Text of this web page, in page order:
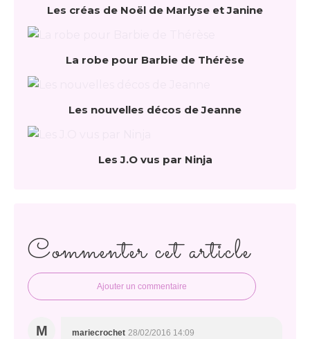
Les créas de Noël de Marlyse et Janine
La robe pour Barbie de Thérèse
Les nouvelles décos de Jeanne
Les J.O vus par Ninja
Commenter cet article
Ajouter un commentaire
M mariecrochet 28/02/2016 14:09